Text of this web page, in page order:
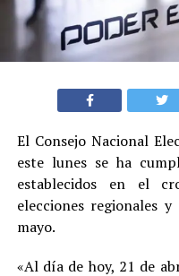
El Consejo Nacional
este lunes se ha
establecidos en el
elecciones regionales
mayo.
«Al día de hoy, 21 de